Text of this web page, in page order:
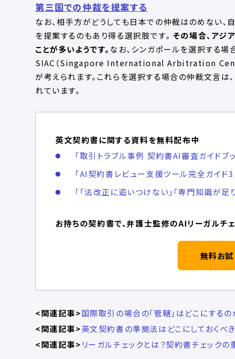
第三国での仲裁を提案する
なお、相手方がどうしても日本での仲裁はのめない
を提案するのもあり得る選択肢です。 その場合、アジ
ことが多いようです。 なお、シンガポールを選択する
SIAC（Singapore International Arbitration
が考えられます。これらを選択する場合の仲裁文言
れています。
英文契約書に関する資料を無料配布中
「取引トラブル事例 契約書AI審査ガイドブッ
「AI契約書レビュー支援ツール完全ガイド3
「「法改正に追いつけない」「専門知識が
お持ちの契約書で、弁護士監修のAIリーガルチェ
無料お
<関連記事>国際取引の場合の「管轄」はどこにするの
<関連記事>英文契約書の準拠法はどこにしておくべ
<関連記事> リーガルチェックとは？契約書チェック